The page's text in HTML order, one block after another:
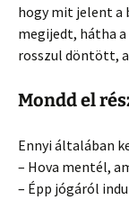
hogy mit jelent a
megijedt, hátha a
rosszul döntött,
Mondd el
Ennyi általában
– Hova mentél,
– Épp jógáról